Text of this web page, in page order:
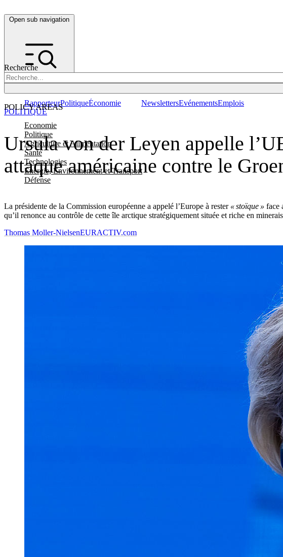
Open sub navigation
Recherche
POLICY AREAS
Economie
Politique
Agriculture et Alimentation
Santé
Technologies
Energie, Environnement et Transport
Défense
RapporteurPolitiqueÉconomie NewslettersEvénementsEmplois
Ursula von der Leyen appelle
attaque américaine contre le
La présidente de la Commission européenne a appelé l’Europe à rester « stoïque » face
qu’il renonce au contrôle de cette île arctique stratégiquement située et riche en
POLITIQUE
Thomas Moller-NielsenEURACTIV.com